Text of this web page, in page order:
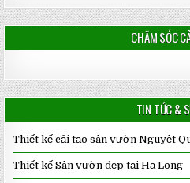
CHĂM SÓC
TIN TỨC &
Thiết kế cải tạo sân vườn Nguyệt
Thiết kế Sân vườn đẹp tại Hạ Long